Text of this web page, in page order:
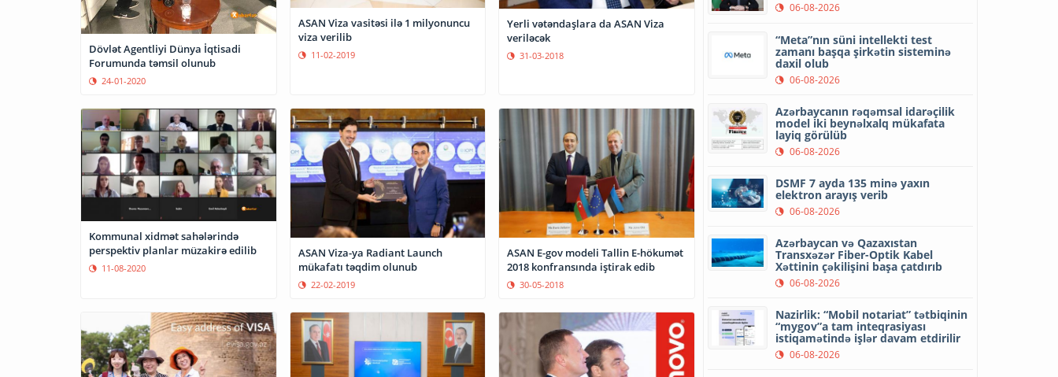
Dövlət Agentliyi Dünya İqtisadi
Forumunda təmsil olunub
24-01-2020
ASAN Viza vasitəsi ilə 1 milyonuncu
viza verilib
11-02-2019
Yerli vətəndaşlara da ASAN Viza
veriləcək
31-03-2018
Kommunal xidmət sahələrində
perspektiv planlar müzakirə edilib
11-08-2020
ASAN Viza-ya Radiant Launch
mükafatı təqdim olunub
22-02-2019
ASAN E-gov modeli Tallin E-hökumət
2018 konfransında iştirak edib
30-05-2018
06-08-2026
“Meta”nın süni intellekti test
zamanı başqa şirkətin sisteminə
daxil olub
06-08-2026
Azərbaycanın rəqəmsal idarəçilik
model iki beynəlxalq mükafata
layiq görülüb
06-08-2026
DSMF 7 ayda 135 minə yaxın
elektron arayış verib
06-08-2026
Azərbaycan və Qazaxıstan
Transxəzər Fiber-Optik Kabel
Xəttinin çəkilişini başa çatdırıb
06-08-2026
Nazirlik: “Mobil notariat” tətbiqinin
“mygov”a tam inteqrasiyası
istiqamətində işlər davam etdirilir
06-08-2026